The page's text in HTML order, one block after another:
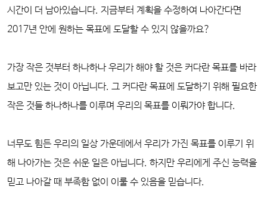
시간이 더 남아있습니다. 지금부터 계획을 수정하여 나아간다면
2017년 안에 원하는 목표에 도달할 수 있지 않을까요?
가장 작은 것부터 하나하나 우리가 해야 할 것은 커다란 목표를 바라
보고만 있는 것이 아닙니다. 그 커다란 목표에 도달하기 위해 필요한
작은 것들 하나하나를 이루며 우리의 목표를 이뤄가야 합니다.
너무도 힘든 우리의 일상 가운데에서 우리가 가진 목표를 이루기 위
해 나아가는 것은 쉬운 일은 아닙니다. 하지만 우리에게 주신 능력을
믿고 나아갈 때 부족함 없이 이룰 수 있음을 믿습니다.